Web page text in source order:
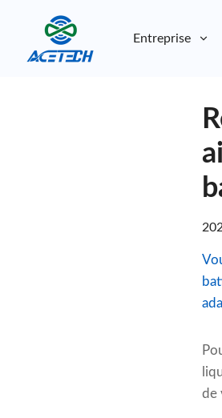
Entreprise
de